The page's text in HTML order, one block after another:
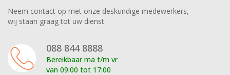
Neem contact op met onze deskundige medewerkers,
wij staan graag tot uw dienst.
088 844 8888
Bereikbaar ma t/m vr
van 09:00 tot 17:00